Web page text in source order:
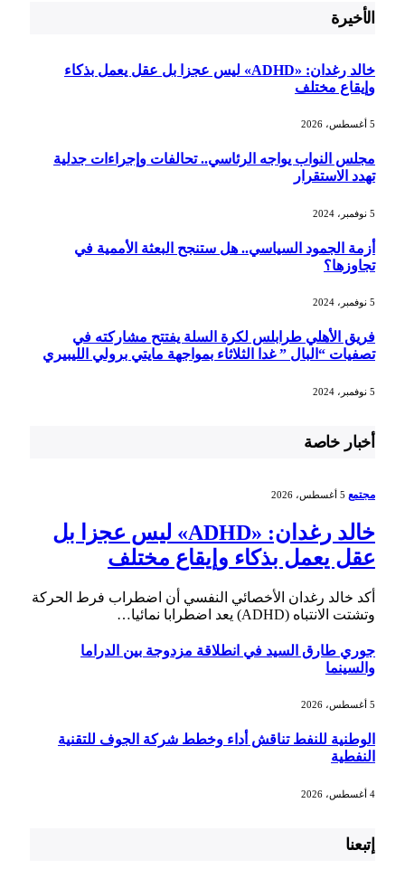
الأخيرة
خالد رغدان: «ADHD» ليس عجزا بل عقل يعمل بذكاء
وإيقاع مختلف
مجلس النواب يواجه الرئاسي.. تحالفات وإجراءات جدلية
تهدد الاستقرار
أزمة الجمود السياسي.. هل ستنجح البعثة الأممية في
تجاوزها؟
فريق الأهلي طرابلس لكرة السلة يفتتح مشاركته في
تصفيات “البال ” غدا الثلاثاء بمواجهة مايتي برولي الليبيري
أخبار خاصة
مجتمع 5 أغسطس، 2026
خالد رغدان: «ADHD» ليس عجزا بل
عقل يعمل بذكاء وإيقاع مختلف
أكد خالد رغدان الأخصائي النفسي أن اضطراب فرط الحركة
وتشتت الانتباه (ADHD) يعد اضطرابا نمائيا…
جوري طارق السيد في انطلاقة مزدوجة بين الدراما
والسينما
الوطنية للنفط تناقش أداء وخطط شركة الجوف للتقنية
النفطية
إتبعنا